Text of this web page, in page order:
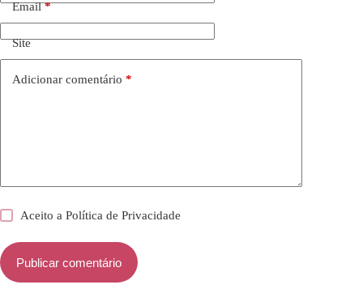
Email*
Site
Adicionar comentário *
Aceito aPolítica de Privacidade
Publicar comentário